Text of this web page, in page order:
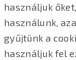
használjuk
használunk,
gyűjtünk a
használjuk fel